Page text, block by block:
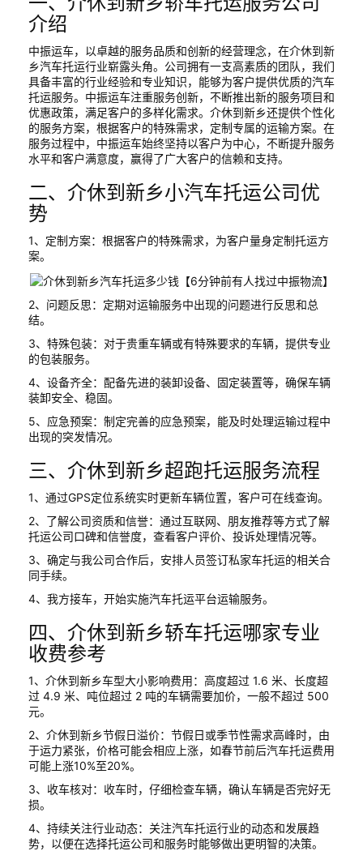
介绍
中振运车，以卓越的服务品质和创新的经营理念，在介休到新
乡汽车托运行业崭露头角。公司拥有一支高素质的团队，我们
具备丰富的行业经验和专业知识，能够为客户提供优质的汽车
托运服务。中振运车注重服务创新，不断推出新的服务项目和
优惠政策，满足客户的多样化需求。介休到新乡还提供个性化
的服务方案，根据客户的特殊需求，定制专属的运输方案。在
服务过程中，中振运车始终坚持以客户为中心，不断提升服务
水平和客户满意度，赢得了广大客户的信赖和支持。
二、介休到新乡小汽车托运公司优
势
1、定制方案：根据客户的特殊需求，为客户量身定制托运方
案。
2、问题反思：定期对运输服务中出现的问题进行反思和总
结。
3、特殊包装：对于贵重车辆或有特殊要求的车辆，提供专业
的包装服务。
4、设备齐全：配备先进的装卸设备、固定装置等，确保车辆
装卸安全、稳固。
5、应急预案：制定完善的应急预案，能及时处理运输过程中
出现的突发情况。
三、介休到新乡超跑托运服务流程
1、通过GPS定位系统实时更新车辆位置，客户可在线查询。
2、了解公司资质和信誉：通过互联网、朋友推荐等方式了解
托运公司口碑和信誉度，查看客户评价、投诉处理情况等。
3、确定与我公司合作后，安排人员签订私家车托运的相关合
同手续。
4、我方接车，开始实施汽车托运平台运输服务。
四、介休到新乡轿车托运哪家专业
收费参考
1、介休到新乡车型大小影响费用：高度超过 1.6 米、长度超
过 4.9 米、吨位超过 2 吨的车辆需要加价，一般不超过 500
元。
2、介休到新乡节假日溢价：节假日或季节性需求高峰时，由
于运力紧张，价格可能会相应上涨，如春节前后汽车托运费用
可能上涨10%至20%。
3、收车核对：收车时，仔细检查车辆，确认车辆是否完好无
损。
4、持续关注行业动态：关注汽车托运行业的动态和发展趋
势，以便在选择托运公司和服务时能够做出更明智的决策。